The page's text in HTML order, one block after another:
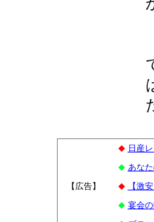
【広告】
◆ 日産
◆ あな
◆ 【激
◆ 宴会